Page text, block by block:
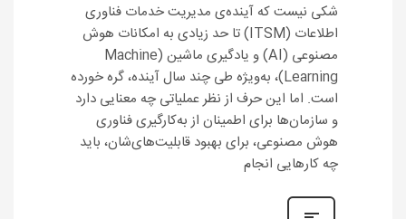
شکی نیست که آینده‌ی مدیریت خدمات فناوری
اطلاعات (ITSM) تا حد زیادی به امکانات هوش
مصنوعی (AI) و یادگیری ماشین (Machine
Learning)، به‌ویژه طی چند سال آینده، گره خورده
است. اما این حرف از نظر عملیاتی چه معنایی دارد
و سازمان‌ها برای اطمینان از به‌کارگیری فناوری
هوش مصنوعی، برای بهبود قابلیت‌های‌شان، باید
چه کارهایی انجام